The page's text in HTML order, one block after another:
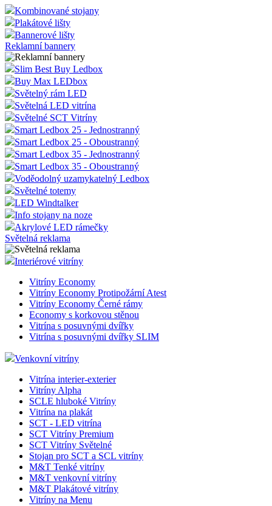
Kombinované stojany
Plakátové lišty
Bannerové lišty
Reklamní bannery
Slim Best Buy Ledbox
Buy Max LEDbox
Světelný rám LED
Světelná LED vitrína
Světelné SCT Vitríny
Smart Ledbox 25 - Jednostranný
Smart Ledbox 25 - Oboustranný
Smart Ledbox 35 - Jednostranný
Smart Ledbox 35 - Oboustranný
Voděodolný uzamykatelný Ledbox
Světelné totemy
LED Windtalker
Info stojany na noze
Akrylové LED rámečky
Světelná reklama
Interiérové vitríny
Vitríny Economy
Vitríny Economy Protipožární Atest
Vitríny Economy Černé rámy
Economy s korkovou stěnou
Vitrína s posuvnými dvířky
Vitrína s posuvnými dvířky SLIM
Venkovní vitríny
Vitrína interier-exterier
Vitríny Alpha
SCLE hluboké Vitríny
Vitrína na plakát
SCT - LED vitrína
SCT Vitríny Premium
SCT Vitríny Světelné
Stojan pro SCT a SCL vitríny
M&T Tenké vitríny
M&T venkovní vitríny
M&T Plakátové vitríny
Vitríny na Menu